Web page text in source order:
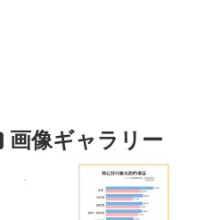
画像ギャラリー